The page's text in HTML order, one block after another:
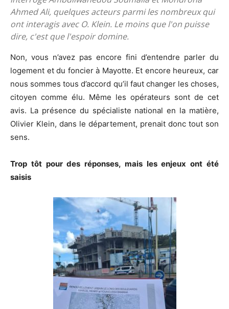
Ahmed Ali, quelques acteurs parmi les nombreux qui
ont interagis avec O. Klein. Le moins que l'on puisse
dire, c'est que l'espoir domine.
Non, vous n’avez pas encore fini d’entendre parler du
logement et du foncier à Mayotte. Et encore heureux, car
nous sommes tous d’accord qu’il faut changer les choses,
citoyen comme élu. Même les opérateurs sont de cet
avis. La présence du spécialiste national en la matière,
Olivier Klein, dans le département, prenait donc tout son
sens.
Trop tôt pour des réponses, mais les enjeux ont été
saisis